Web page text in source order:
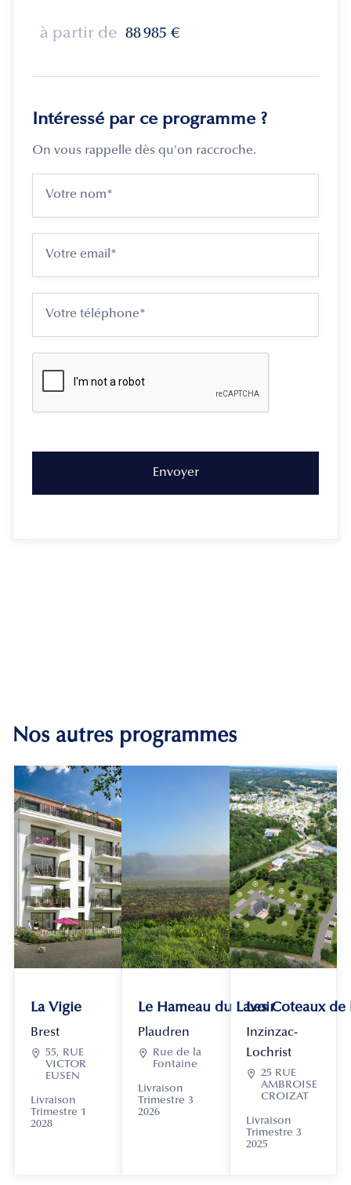
à partir de 88 985 €
Intéressé par ce programme ?
On vous rappelle dès qu'on raccroche.
Nos autres programmes
La Vigie
Brest
 55, RUE
VICTOR
EUSEN
Livraison
Trimestre 1
2028
Le Hameau du Lavoir
Plaudren

Rue de la
Fontaine
Livraison
Trimestre 3
2026
Les Coteaux
Inzinzac-
Lochrist
 25 RUE
AMBROISE
CROIZAT
Livraison
Trimestre 3
2025